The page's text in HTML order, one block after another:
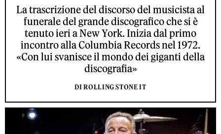
La trascrizione del discorso del musicista al
funerale del grande discografico che si è
tenuto ieri a New York. Inizia dal primo
incontro alla Columbia Records nel 1972.
«Con lui svanisce il mondo dei giganti della
discografia»
DI ROLLING STONE IT